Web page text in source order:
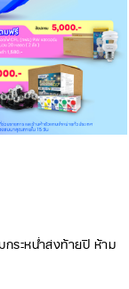
กระหน่ำส่งท้ายปี ห้าม